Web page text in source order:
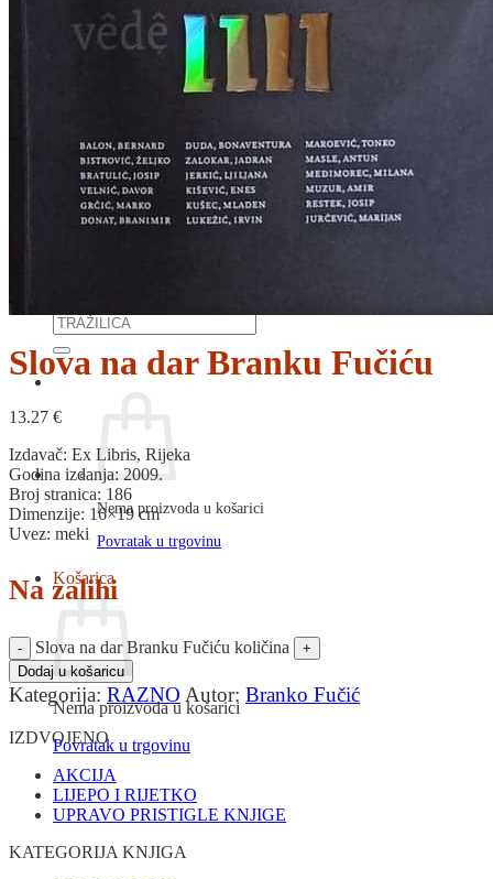
RELIGIJA
OD RJEČNIKA
DO ZEMLJOVIDA
RJEČNICI, GRAMATIKE, PRAVOPISI…
SPORT
TEORIJA I POVIJEST KNJIŽEVNOSTI
VEDUTE
ZAGREB
ZEMLJOVIDI
Otkup knjiga
Nema proizvoda u košarici
Povratak u trgovinu
Košarica
Nema proizvoda u košarici
Povratak u trgovinu
Slova na dar Branku Fučiću
13.27 €
Izdavač: Ex Libris, Rijeka
Godina izdanja: 2009.
Broj stranica: 186
Dimenzije: 16×19 cm
Uvez: meki
Na zalihi
Slova na dar Branku Fučiću količina
Dodaj u košaricu
Kategorija: RAZNO Autor: Branko Fučić
IZDVOJENO
AKCIJA
LIJEPO I RIJETKO
UPRAVO PRISTIGLE KNJIGE
KATEGORIJA KNJIGA